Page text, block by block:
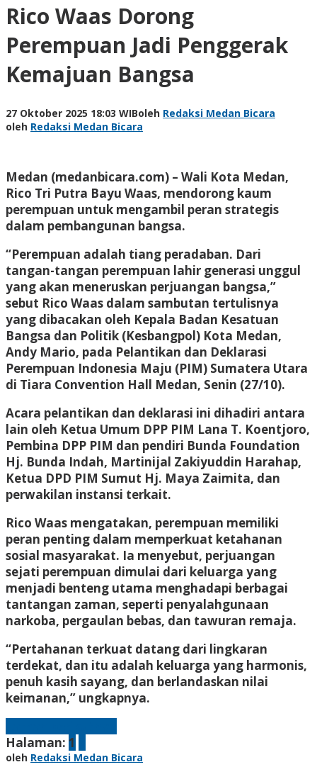
Rico Waas Dorong
Perempuan Jadi Penggerak
Kemajuan Bangsa
27 Oktober 2025 18:03 WIBoleh Redaksi Medan Bicara
oleh Redaksi Medan Bicara
Medan (medanbicara.com) – Wali Kota Medan,
Rico Tri Putra Bayu Waas, mendorong kaum
perempuan untuk mengambil peran strategis
dalam pembangunan bangsa.
“Perempuan adalah tiang peradaban. Dari
tangan-tangan perempuan lahir generasi unggul
yang akan meneruskan perjuangan bangsa,”
sebut Rico Waas dalam sambutan tertulisnya
yang dibacakan oleh Kepala Badan Kesatuan
Bangsa dan Politik (Kesbangpol) Kota Medan,
Andy Mario, pada Pelantikan dan Deklarasi
Perempuan Indonesia Maju (PIM) Sumatera Utara
di Tiara Convention Hall Medan, Senin (27/10).
Acara pelantikan dan deklarasi ini dihadiri antara
lain oleh Ketua Umum DPP PIM Lana T. Koentjoro,
Pembina DPP PIM dan pendiri Bunda Foundation
Hj. Bunda Indah, Martinijal Zakiyuddin Harahap,
Ketua DPD PIM Sumut Hj. Maya Zaimita, dan
perwakilan instansi terkait.
Rico Waas mengatakan, perempuan memiliki
peran penting dalam memperkuat ketahanan
sosial masyarakat. Ia menyebut, perjuangan
sejati perempuan dimulai dari keluarga yang
menjadi benteng utama menghadapi berbagai
tantangan zaman, seperti penyalahgunaan
narkoba, pergaulan bebas, dan tawuran remaja.
“Pertahanan terkuat datang dari lingkaran
terdekat, dan itu adalah keluarga yang harmonis,
penuh kasih sayang, dan berlandaskan nilai
keimanan,” ungkapnya.
Halaman: 1
oleh Redaksi Medan Bicara